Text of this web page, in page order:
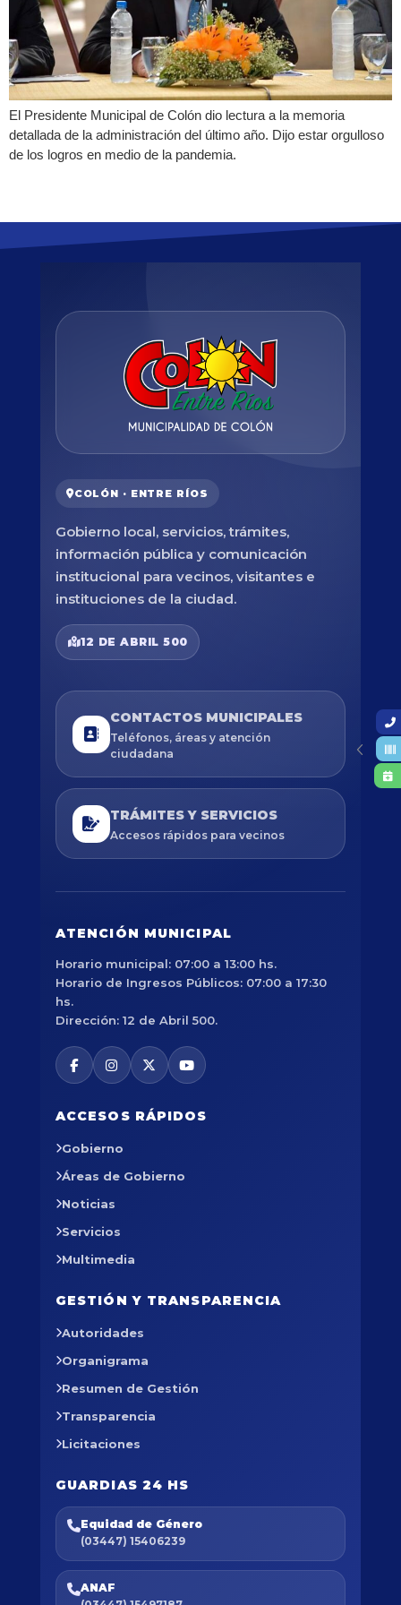
El Presidente Municipal de Colón dio lectura a la memoria
detallada de la administración del último año. Dijo estar orgulloso
de los logros en medio de la pandemia.
COLÓN · ENTRE RÍOS
Gobierno local, servicios, trámites,
información pública y comunicación
institucional para vecinos, visitantes e
instituciones de la ciudad.
12 DE ABRIL 500
CONTACTOS MUNICIPALES
Teléfonos, áreas y atención
ciudadana
TRÁMITES Y SERVICIOS
Accesos rápidos para vecinos
ATENCIÓN MUNICIPAL
Horario municipal: 07:00 a 13:00 hs.
Horario de Ingresos Públicos: 07:00 a 17:30
hs.
Dirección: 12 de Abril 500.
ACCESOS RÁPIDOS
Gobierno
Áreas de Gobierno
Noticias
Servicios
Multimedia
GESTIÓN Y TRANSPARENCIA
Autoridades
Organigrama
Resumen de Gestión
Transparencia
Licitaciones
GUARDIAS 24 HS
Equidad de Género
(03447) 15406239
ANAF